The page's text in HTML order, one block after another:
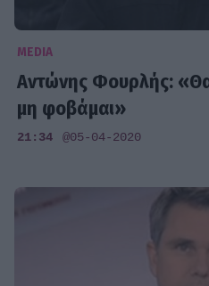
MEDIA
Αντώνης Φουρλής:
μη φοβάμαι»
21:34 @05-04-2020